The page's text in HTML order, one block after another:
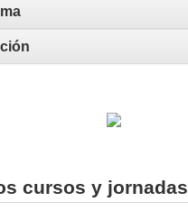
cursos y jornadas